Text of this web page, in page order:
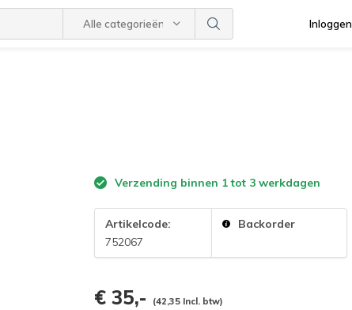
Alle categorieën Inloggen
Verzending binnen 1 tot 3 werkdagen
Artikelcode:
752067
Backorder
€ 35,- (42,35 Incl. btw)